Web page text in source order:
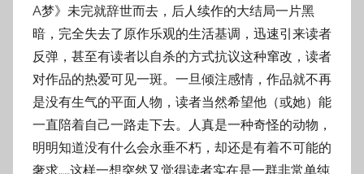
A梦》未完就辞世而去，后人续作的大结局一片黑
暗，完全失去了原作乐观的生活基调，迅速引来读者
反弹，甚至有读者以自杀的方式抗议这种窜改，读者
对作品的热爱可见一斑。一旦倾注感情，作品就不再
是没有生气的平面人物，读者当然希望他（或她）能
一直陪着自己一路走下去。人真是一种奇怪的动物，
明明知道没有什么会永垂不朽，却还是有着不可能的
奢求……这样一想突然又觉得读者实在是一群非常单纯